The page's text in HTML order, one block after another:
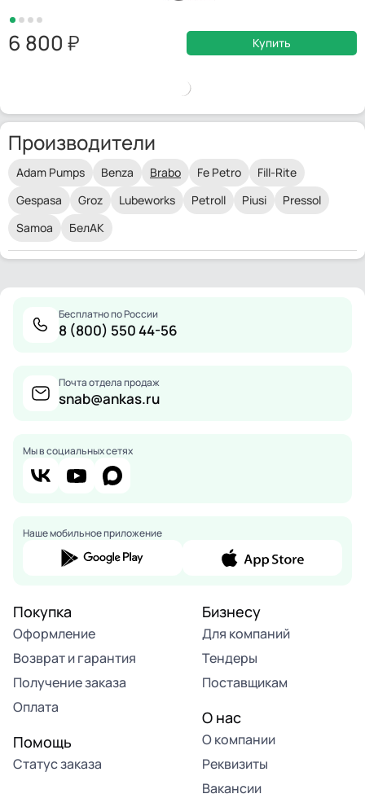
6 800 Купить
Производители
Adam Pumps Benza Brabo Fe Petro
Fill-Rite
Gespasa
Groz Lubeworks Petroll Piusi
Pressol
Samoa
БелАК
Бесплатно по России
8 (800) 550 44-56
Почта отдела продаж
snab@ankas.ru
Мы в социальных сетях
Наше мобильное приложение
Покупка
Оформление
Возврат и гарантия
Получение заказа
Оплата
Помощь
Статус заказа
Бизнесу
Для компаний
Тендеры
Поставщикам
О нас
О компании
Реквизиты
Вакансии